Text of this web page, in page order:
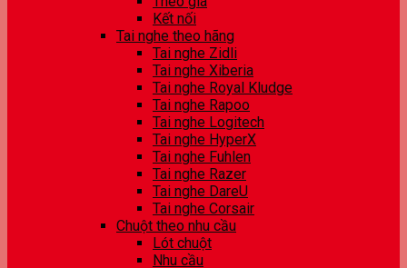
Kết nối
Tai nghe theo hãng
Tai nghe Zidli
Tai nghe Xiberia
Tai nghe Royal Kludge
Tai nghe Rapoo
Tai nghe Logitech
Tai nghe HyperX
Tai nghe Fuhlen
Tai nghe Razer
Tai nghe DareU
Tai nghe Corsair
Chuột theo nhu cầu
Lót chuột
Nhu cầu